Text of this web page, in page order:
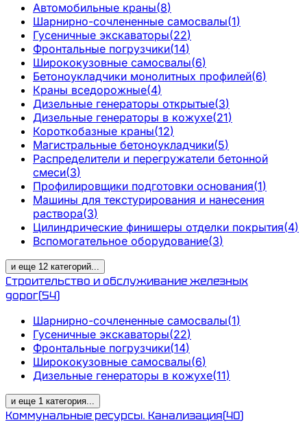
Автомобильные краны(8)
Шарнирно-сочлененные самосвалы(1)
Гусеничные экскаваторы(22)
Фронтальные погрузчики(14)
Ширококузовные самосвалы(6)
Бетоноукладчики монолитных профилей(6)
Краны вседорожные(4)
Дизельные генераторы открытые(3)
Дизельные генераторы в кожухе(21)
Короткобазные краны(12)
Магистральные бетоноукладчики(5)
Распределители и перегружатели бетонной
смеси(3)
Профилировщики подготовки основания(1)
Машины для текстурирования и нанесения
раствора(3)
Цилиндрические финишеры отделки покрытия(4)
Вспомогательное оборудование(3)
и еще 12 категорий...
Строительство и обслуживание железных
дорог(54)
Шарнирно-сочлененные самосвалы(1)
Гусеничные экскаваторы(22)
Фронтальные погрузчики(14)
Ширококузовные самосвалы(6)
Дизельные генераторы в кожухе(11)
и еще 1 категория...
Коммунальные ресурсы. Канализация(40)